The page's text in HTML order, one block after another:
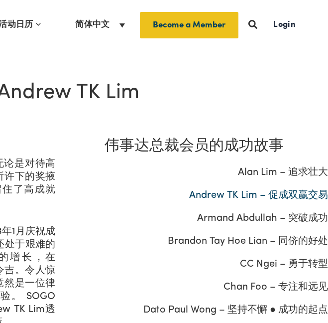
动日历 简体中文 Become a Member Login
TK Lim
论是对待高
许下的奖掖
了高成就
1月庆祝成
处于艰难的
增长，在
吉。令人惊
然是一位律
。 SOGO
TK Lim透
伟事达总裁会员的成功故事
Alan Lim – 追求壮大
Andrew TK Lim – 促成双赢交易
Armand Abdullah – 突破成功
Brandon Tay Hoe Lian – 同侪的好处
CC Ngei – 勇于转型
Chan Foo – 专注和远见
Dato Paul Wong – 坚持不懈 ● 成功的起点